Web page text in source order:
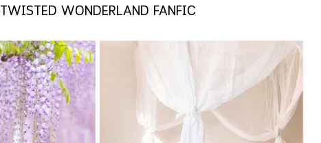
TWISTED WONDERLAND FANFIC